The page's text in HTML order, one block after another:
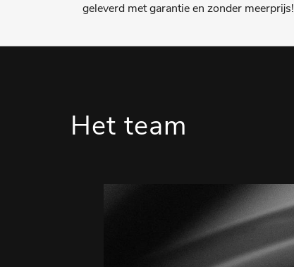
geleverd met garantie en zonder meerprijs!
Het team